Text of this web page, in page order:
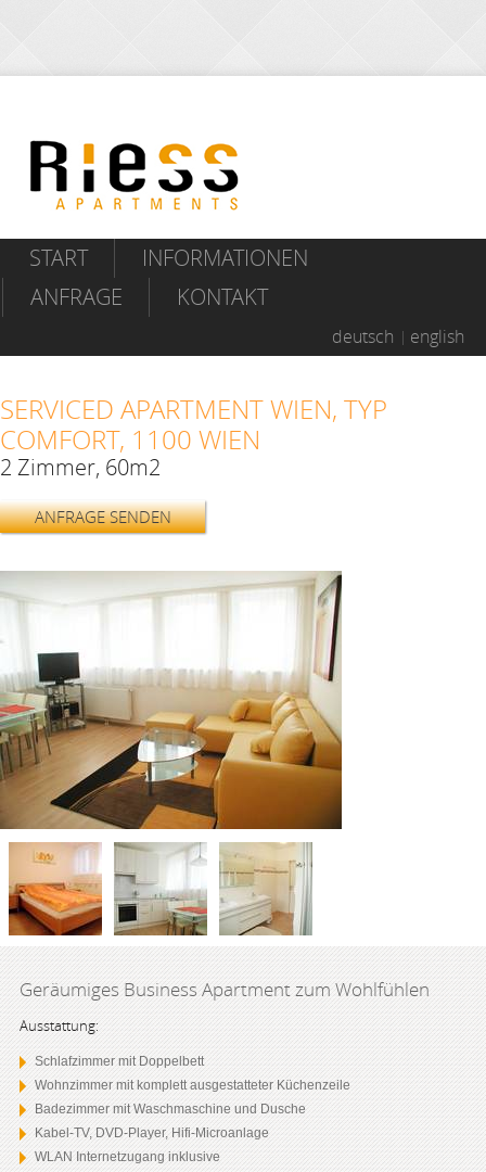
START
INFORMATIONEN
ANFRAGE
KONTAKT
deutsch english
SERVICED APARTMENT WIEN, TYP
COMFORT, 1100 WIEN
2 Zimmer, 60m2
ANFRAGE SENDEN
Geräumiges Business Apartment zum Wohlfühlen
Ausstattung:
Schlafzimmer mit Doppelbett
Wohnzimmer mit komplett ausgestatteter Küchenzeile
Badezimmer mit Waschmaschine und Dusche
Kabel-TV, DVD-Player, Hifi-Microanlage
WLAN Internetzugang inklusive